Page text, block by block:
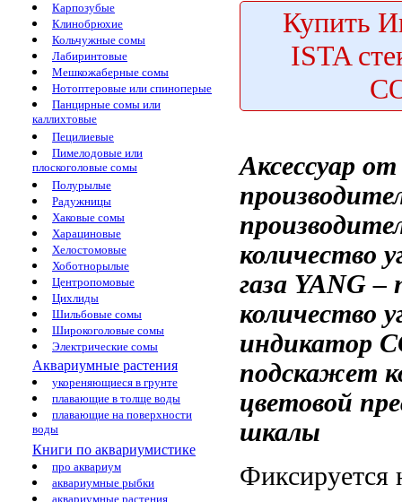
Карпозубые
Клинобрюхие
Кольчужные сомы
Лабиринтовые
Мешкожаберные сомы
Нотоптеровые или спиноперые
Панцирные сомы или
каллихтовые
Пецилиевые
Пимелодовые или
плоскоголовые сомы
Полурылые
Радужницы
Хаковые сомы
Харациновые
Хелостомовые
Хоботнорылые
Центропомовые
Цихлиды
Шильбовые сомы
Широкоголовые сомы
Электрические сомы
Аквариумные растения
укореняющиеся в грунте
плавающие в толще воды
плавающие на поверхности
воды
Книги по аквариумистике
про аквариум
аквариумные рыбки
аквариумные растения
Купить
ISTA
Аксессуар от
количество
газа YANG –
количество
индикатор
подскажет
цветовой
шкалы
Фиксируется